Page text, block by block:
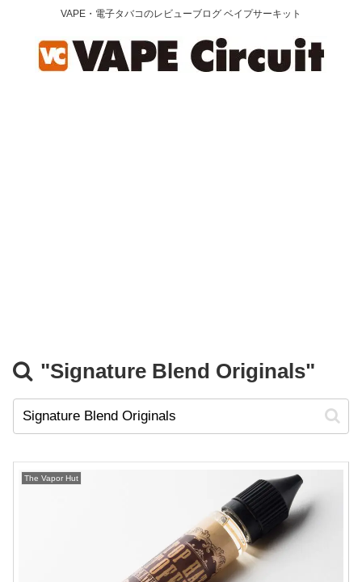
VAPE・電子タバコのレビューブログ ベイプサーキット
"Signature Blend Originals"
The Vapor Hut